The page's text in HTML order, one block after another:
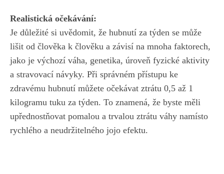
Realistická očekávání:
Je důležité si uvědomit, že hubnutí za ⁢týden se⁣ může
lišit ⁢od člověka k člověku a závisí na ⁣mnoha faktorech,
jako je výchozí váha, genetika, úroveň fyzické aktivity
a stravovací návyky. Při správném přístupu⁣ ke
zdravému⁤ hubnutí můžete očekávat ztrátu 0,5 až 1
kilogramu tuku‍ za týden. To ⁣znamená, ⁣že byste měli
upřednostňovat pomalou a⁤ trvalou ztrátu váhy namísto
rychlého‍ a neudržitelného ⁤jojo efektu.